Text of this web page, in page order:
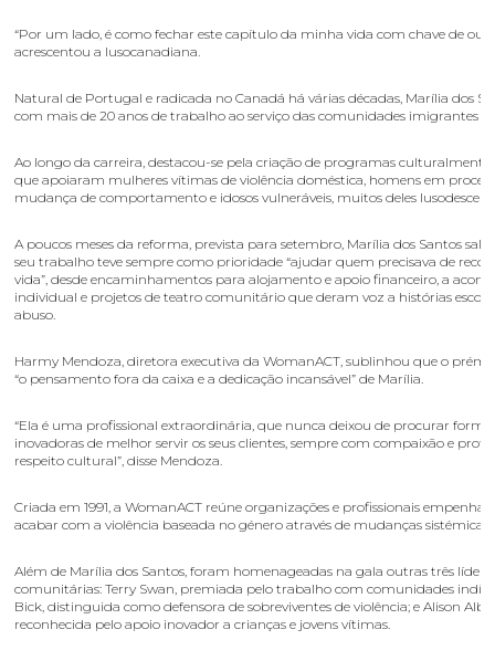
“Por um lado, é como fechar este capítulo da minha vida com chave de
acrescentou a lusocanadiana.
Natural de Portugal e radicada no Canadá há várias décadas, Marília dos
com mais de 20 anos de trabalho ao serviço das comunidades imigrantes
Ao longo da carreira, destacou-se pela criação de programas culturalmente
que apoiaram mulheres vítimas de violência doméstica, homens em
mudança de comportamento e idosos vulneráveis, muitos deles
A poucos meses da reforma, prevista para setembro, Marília dos Santos
seu trabalho teve sempre como prioridade “ajudar quem precisava de
vida”, desde encaminhamentos para alojamento e apoio financeiro, a
individual e projetos de teatro comunitário que deram voz a histórias
abuso.
Harmy Mendoza, diretora executiva da WomanACT, sublinhou que o
“o pensamento fora da caixa e a dedicação incansável” de Marília.
“Ela é uma profissional extraordinária, que nunca deixou de procurar
inovadoras de melhor servir os seus clientes, sempre com compaixão e
respeito cultural”, disse Mendoza.
Criada em 1991, a WomanACT reúne organizações e profissionais
acabar com a violência baseada no género através de mudanças sistémicas.
Além de Marília dos Santos, foram homenageadas na gala outras três
comunitárias: Terry Swan, premiada pelo trabalho com comunidades
Bick, distinguida como defensora de sobreviventes de violência; e Alison
reconhecida pelo apoio inovador a crianças e jovens vítimas.